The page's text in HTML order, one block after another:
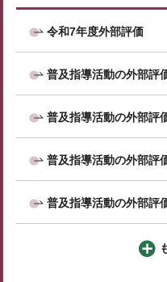
令和7年度外部評価
普及指導活動の外部評
普及指導活動の外部評
普及指導活動の外部評
普及指導活動の外部評